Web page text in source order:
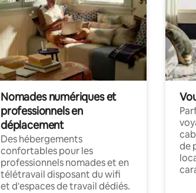
Nomades numériques et
professionnels en
déplacement
Des hébergements
confortables pour les
professionnels nomades et en
télétravail disposant du wifi
et d'espaces de travail dédiés.
de